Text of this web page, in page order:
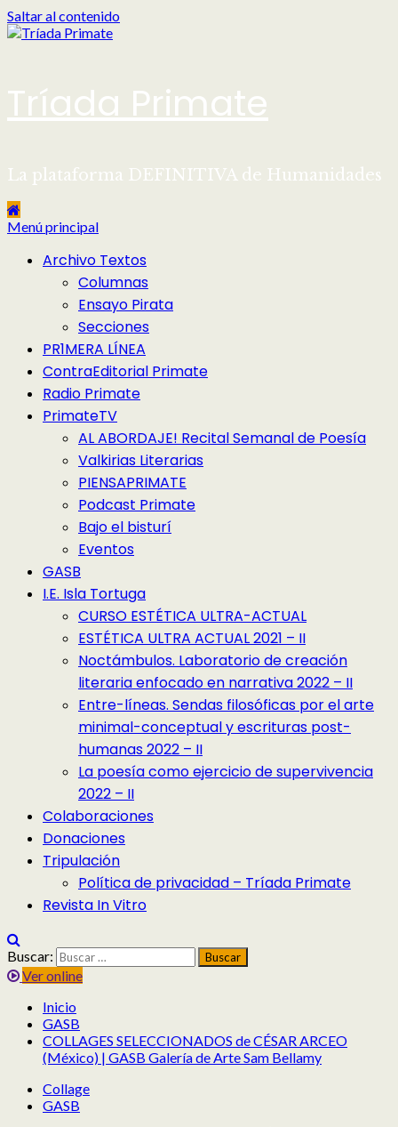
Saltar al contenido
Tríada Primate
La plataforma DEFINITIVA de Humanidades
Menú principal
Archivo Textos
Columnas
Ensayo Pirata
Secciones
PR1MERA LÍNEA
ContraEditorial Primate
Radio Primate
PrimateTV
AL ABORDAJE! Recital Semanal de Poesía
Valkirias Literarias
PIENSAPRIMATE
Podcast Primate
Bajo el bisturí
Eventos
GASB
I.E. Isla Tortuga
CURSO ESTÉTICA ULTRA-ACTUAL
ESTÉTICA ULTRA ACTUAL 2021 – II
Noctámbulos. Laboratorio de creación
literaria enfocado en narrativa 2022 – II
Entre-líneas. Sendas filosóficas por el arte
minimal-conceptual y escrituras post-
humanas 2022 – II
La poesía como ejercicio de supervivencia
2022 – II
Colaboraciones
Donaciones
Tripulación
Política de privacidad – Tríada Primate
Revista In Vitro
Buscar:
Ver online
Inicio
GASB
COLLAGES SELECCIONADOS de CÉSAR ARCEO
(México) | GASB Galería de Arte Sam Bellamy
Collage
GASB